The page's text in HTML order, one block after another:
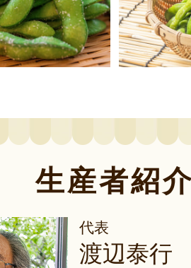
生産者紹
代表
渡辺泰行